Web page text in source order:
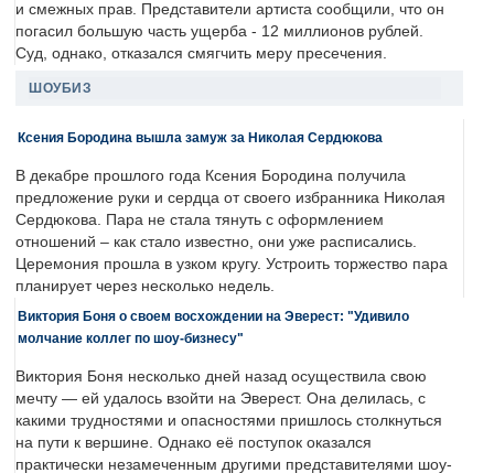
и смежных прав. Представители артиста сообщили, что он
погасил большую часть ущерба - 12 миллионов рублей.
Суд, однако, отказался смягчить меру пресечения.
ШОУБИЗ
Ксения Бородина вышла замуж за Николая Сердюкова
В декабре прошлого года Ксения Бородина получила
предложение руки и сердца от своего избранника Николая
Сердюкова. Пара не стала тянуть с оформлением
отношений – как стало известно, они уже расписались.
Церемония прошла в узком кругу. Устроить торжество пара
планирует через несколько недель.
Виктория Боня о своем восхождении на Эверест: "Удивило
молчание коллег по шоу-бизнесу"
Виктория Боня несколько дней назад осуществила свою
мечту — ей удалось взойти на Эверест. Она делилась, с
какими трудностями и опасностями пришлось столкнуться
на пути к вершине. Однако её поступок оказался
практически незамеченным другими представителями шоу-